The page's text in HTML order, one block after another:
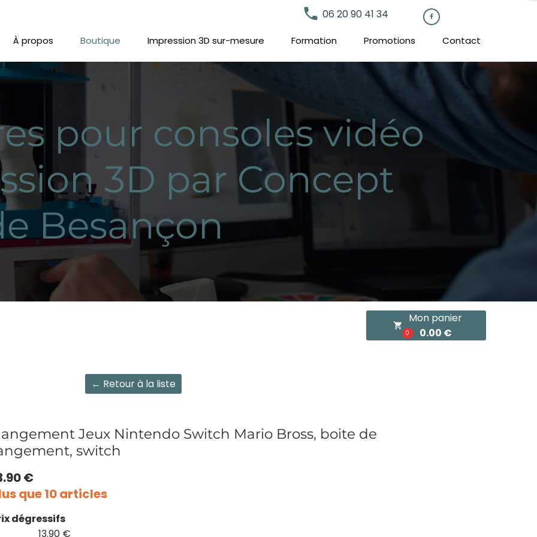
À propos Boutique Impression 3D sur-mesure Formation Promotions Contact
local_phone 06 20 90 41 34 
pour consoles vidéo
3D par Concept
Besançon
local_grocery_store
0
Mon panier
0.00 €
← Retour à la liste
Jeux Nintendo Switch Mario Bross, boite de
switch
€
que 10 articles
dégressifs
13.90 €